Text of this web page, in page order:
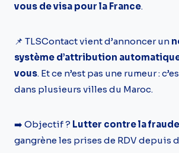
vous de visa pour la France.
📌 TLSContact vient d’annoncer un
système d’attribution
vous. Et ce n’est pas une rumeur :
dans plusieurs villes du Maroc.
➡️ Objectif ? Lutter contre la
gangrène les prises de RDV depuis